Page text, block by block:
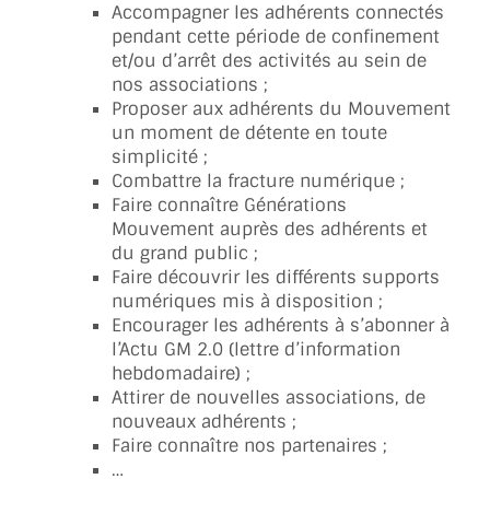
Accompagner les adhérents connectés
pendant cette période de confinement
et/ou d’arrêt des activités au sein de
nos associations ;
Proposer aux adhérents du Mouvement
un moment de détente en toute
simplicité ;
Combattre la fracture numérique ;
Faire connaître Générations
Mouvement auprès des adhérents et
du grand public ;
Faire découvrir les différents supports
numériques mis à disposition ;
Encourager les adhérents à s’abonner à
l’Actu GM 2.0 (lettre d’information
hebdomadaire) ;
Attirer de nouvelles associations, de
nouveaux adhérents ;
Faire connaître nos partenaires ;
…